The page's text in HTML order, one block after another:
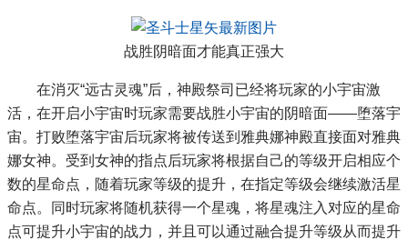
战胜阴暗面才能真正强大
在消灭“远古灵魂”后，神殿祭司已经将玩家的小宇宙激
活，在开启小宇宙时玩家需要战胜小宇宙的阴暗面——堕落宇
宙。打败堕落宇宙后玩家将被传送到雅典娜神殿直接面对雅典
娜女神。受到女神的指点后玩家将根据自己的等级开启相应个
数的星命点，随着玩家等级的提升，在指定等级会继续激活星
命点。同时玩家将随机获得一个星魂，将星魂注入对应的星命
点可提升小宇宙的战力，并且可以通过融合提升等级从而提升